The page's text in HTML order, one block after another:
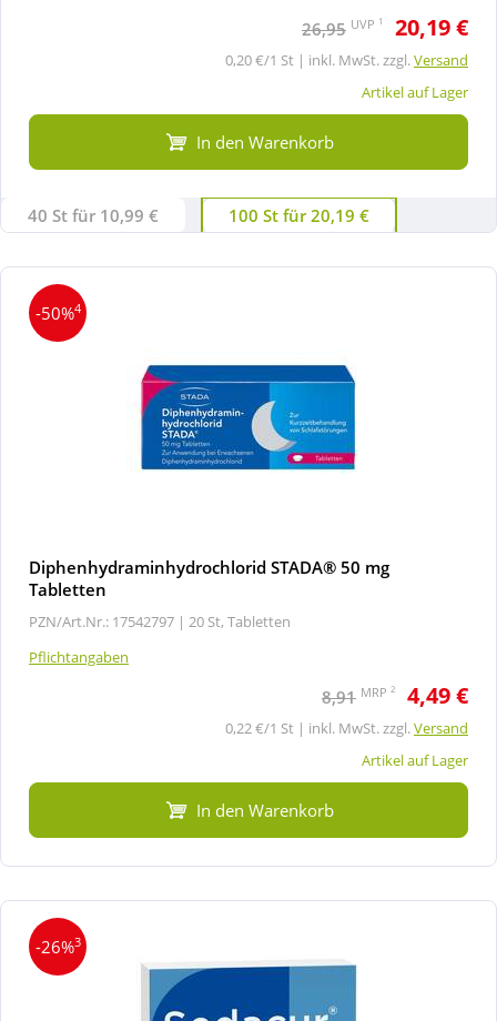
26,95 UVP 1 20,19 €
0,20 €/1 St | inkl. MwSt. zzgl.Versand
Artikel auf Lager
In den Warenkorb
40 St für 10,99 € 100 St für 20,19 €
-50%4
Diphenhydraminhydrochlorid STADA® 50 mg
Tabletten
PZN/Art.Nr.: 17542797 | 20 St, Tabletten
Pflichtangaben
8,91 MRP 2 4,49 €
0,22 €/1 St | inkl. MwSt. zzgl.Versand
Artikel auf Lager
In den Warenkorb
-26%3